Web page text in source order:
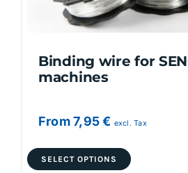
the
product
Binding wire for
machines
From 7,95€ excl. Tax
SELECT OPTIONS
product